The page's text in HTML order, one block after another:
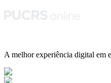
A melhor experiência digital em